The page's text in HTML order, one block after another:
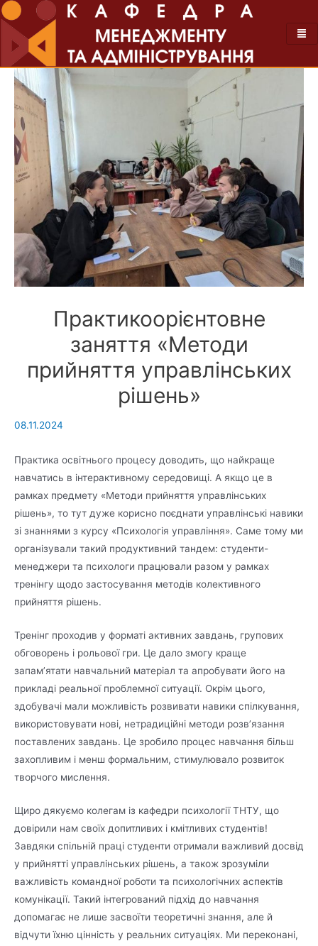
Практикоорієнтовне
заняття «Методи
прийняття управлінських
рішень»
08.11.2024
Практика освітнього процесу доводить, що найкраще
навчатись в інтерактивному середовищі. А якщо це в
рамках предмету «Методи прийняття управлінських
рішень», то тут дуже корисно поєднати управлінські навики
зі знаннями з курсу «Психологія управління». Саме тому ми
організували такий продуктивний тандем: студенти-
менеджери та психологи працювали разом у рамках
тренінгу щодо застосування методів колективного
прийняття рішень.
Тренінг проходив у форматі активних завдань, групових
обговорень і рольової гри. Це дало змогу краще
запам’ятати навчальний матеріал та апробувати його на
прикладі реальної проблемної ситуації. Окрім цього,
здобувачі мали можливість розвивати навики спілкування,
використовувати нові, нетрадиційні методи розв’язання
поставлених завдань. Це зробило процес навчання більш
захопливим і менш формальним, стимулювало розвиток
творчого мислення.
Щиро дякуємо колегам із кафедри психології ТНТУ, що
довірили нам своїх допитливих і кмітливих студентів!
Завдяки спільній праці студенти отримали важливий досвід
у прийнятті управлінських рішень, а також зрозуміли
важливість командної роботи та психологічних аспектів
комунікації. Такий інтегрований підхід до навчання
допомагає не лише засвоїти теоретичні знання, але й
відчути їхню цінність у реальних ситуаціях. Ми переконані,